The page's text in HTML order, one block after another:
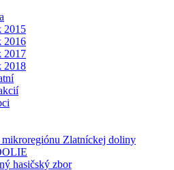
2015
2016
2017
2018
mikroregiónu Zlatníckej doliny
hasičský zbor